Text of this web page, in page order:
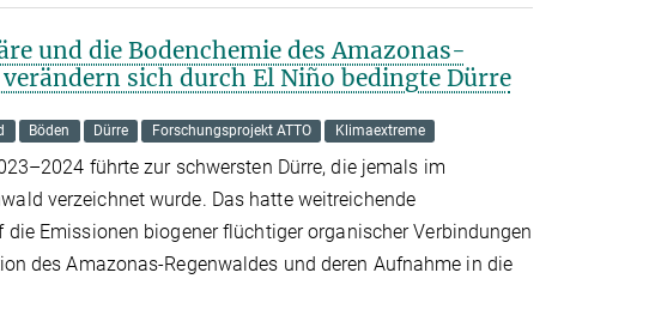
und die Bodenchemie des Amazonas-
verändern sich durch El Niño bedingte Dürre
Böden Dürre Forschungsprojekt ATTO Klimaextreme
führte zur schwersten Dürre, die jemals im
verzeichnet wurde. Das hatte weitreichende
die Emissionen biogener flüchtiger organischer Verbindungen
des Amazonas-Regenwaldes und deren Aufnahme in die